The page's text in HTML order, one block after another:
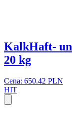
KalkHaft-
20 kg
Cena: 650.42 PLN
HIT